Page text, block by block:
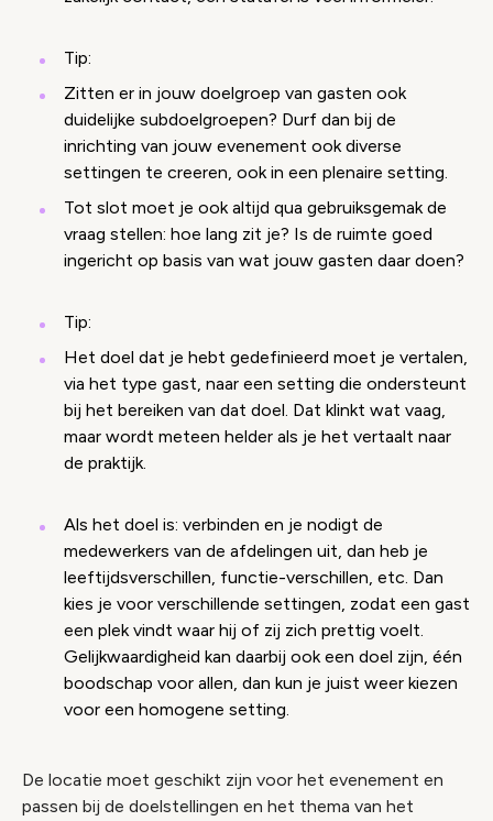
Tip:
Zitten er in jouw doelgroep van gasten ook
duidelijke subdoelgroepen? Durf dan bij de
inrichting van jouw evenement ook diverse
settingen te creeren, ook in een plenaire setting.
Tot slot moet je ook altijd qua gebruiksgemak de
vraag stellen: hoe lang zit je? Is de ruimte goed
ingericht op basis van wat jouw gasten daar doen?
Tip:
Het doel dat je hebt gedefinieerd moet je vertalen,
via het type gast, naar een setting die ondersteunt
bij het bereiken van dat doel. Dat klinkt wat vaag,
maar wordt meteen helder als je het vertaalt naar
de praktijk.
Als het doel is: verbinden en je nodigt de
medewerkers van de afdelingen uit, dan heb je
leeftijdsverschillen, functie-verschillen, etc. Dan
kies je voor verschillende settingen, zodat een gast
een plek vindt waar hij of zij zich prettig voelt.
Gelijkwaardigheid kan daarbij ook een doel zijn, één
boodschap voor allen, dan kun je juist weer kiezen
voor een homogene setting.
De locatie moet geschikt zijn voor het evenement en
passen bij de doelstellingen en het thema van het